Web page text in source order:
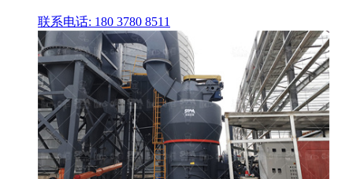
联系电话: 180 3780 8511